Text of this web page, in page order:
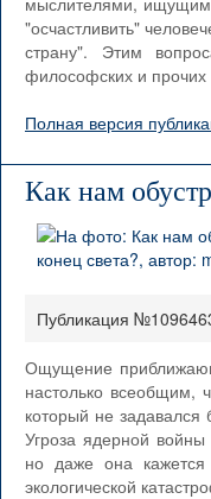
"осчастливить"
страну". Этим
философских и прочих
Полная версия
Как нам
Публикация
Ощущение
настолько всеобщим,
который не
Угроза ядерной
но даже она кажется
экологической